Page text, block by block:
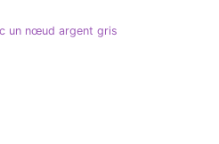
un nœud argent gris